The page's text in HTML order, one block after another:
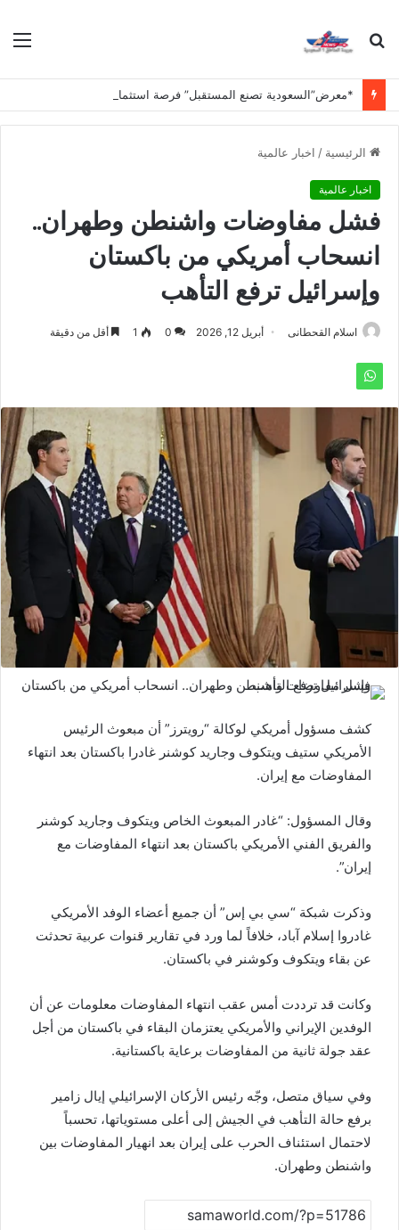
بحث
الرئيسية / اخبار عالمية
اخبار عالمية
فشل مفاوضات واشنطن وطهران..
انسحاب أمريكي من باكستان
وإسرائيل ترفع التأهب
اسلام القحطانى أبريل 12, 2026 0
1 أقل من دقيقة
كشف مسؤول أمريكي لوكالة “رويترز” أن مبعوث الرئيس
الأمريكي ستيف ويتكوف وجاريد كوشنر غادرا باكستان بعد انتهاء
المفاوضات مع إيران.
وقال المسؤول: “غادر المبعوث الخاص ويتكوف وجاريد كوشنر
والفريق الفني الأمريكي باكستان بعد انتهاء المفاوضات مع
إيران”.
وذكرت شبكة “سي بي إس” أن جميع أعضاء الوفد الأمريكي
غادروا إسلام آباد، خلافاً لما ورد في تقارير قنوات عربية تحدثت
عن بقاء ويتكوف وكوشنر في باكستان.
وكانت قد ترددت أمس عقب انتهاء المفاوضات معلومات عن أن
الوفدين الإيراني والأمريكي يعتزمان البقاء في باكستان من أجل
عقد جولة ثانية من المفاوضات برعاية باكستانية.
وفي سياق متصل، وجّه رئيس الأركان الإسرائيلي إيال زامير
برفع حالة التأهب في الجيش إلى أعلى مستوياتها، تحسباً
لاحتمال استئناف الحرب على إيران بعد انهيار المفاوضات بين
واشنطن وطهران.